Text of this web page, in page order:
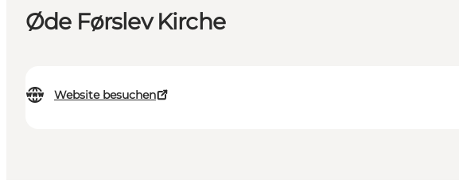
Øde Førslev Kirche
Website besuchen